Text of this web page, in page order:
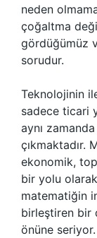
neden
çoğaltma
gördüğümüz
sorudur.
Teknolojinin
sadece ticari
aynı
çıkmaktadır.
ekonomik,
bir yolu olarak
matematiğin
birleştiren bir
önüne seriyor.